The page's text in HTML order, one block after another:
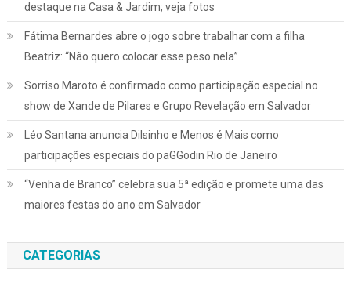
destaque na Casa & Jardim; veja fotos
Fátima Bernardes abre o jogo sobre trabalhar com a filha
Beatriz: “Não quero colocar esse peso nela”
Sorriso Maroto é confirmado como participação especial no
show de Xande de Pilares e Grupo Revelação em Salvador
Léo Santana anuncia Dilsinho e Menos é Mais como
participações especiais do paGGodin Rio de Janeiro
“Venha de Branco” celebra sua 5ª edição e promete uma das
maiores festas do ano em Salvador
CATEGORIAS